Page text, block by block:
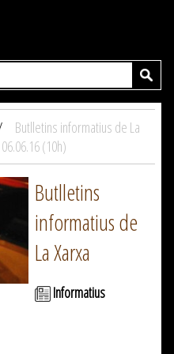
Butlletins informatius de La
(10h)
Butlletins
informatius de
La Xarxa
Informatius